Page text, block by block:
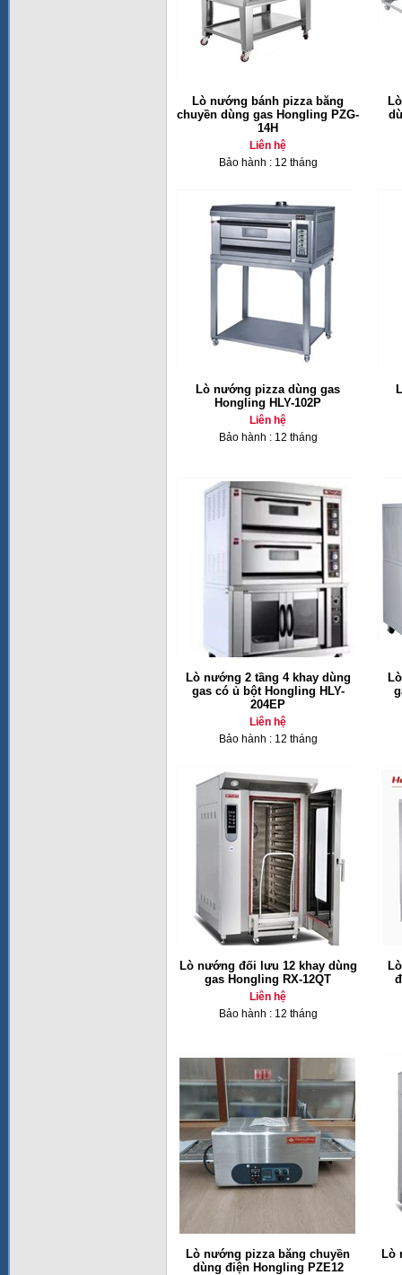
Lò nướng bánh pizza băng
chuyền dùng gas Hongling PZG-
14H
Liên hệ
Bảo hành : 12 tháng
Lò nướng pizza dùng gas
Hongling HLY-102P
Liên hệ
Bảo hành : 12 tháng
Lò nướng 2 tầng 4 khay dùng
gas có ủ bột Hongling HLY-
204EP
Liên hệ
Bảo hành : 12 tháng
Lò nướng đối lưu 12 khay dùng
gas Hongling RX-12QT
Liên hệ
Bảo hành : 12 tháng
Lò nướng pizza băng chuyền
dùng điện Hongling PZE12
Lò